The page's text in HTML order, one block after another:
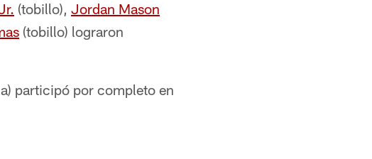
(tobillo), Jordan Mason
(tobillo) lograron
participó por completo en